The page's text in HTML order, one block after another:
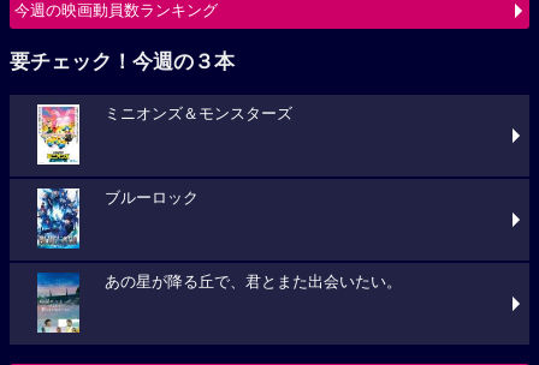
今週の映画動員数ランキング
要チェック！今週の３本
ミニオンズ＆モンスターズ
ブルーロック
あの星が降る丘で、君とまた出会いたい。